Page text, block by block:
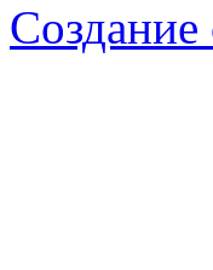
Создание